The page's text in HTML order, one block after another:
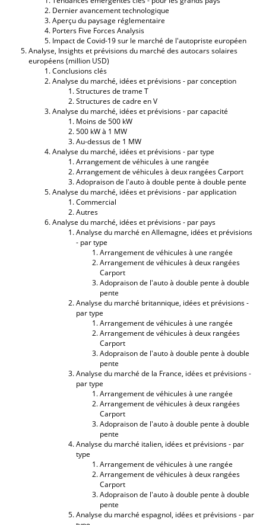
Dernier avancement technologique
Aperçu du paysage réglementaire
Porters Five Forces Analysis
Impact de Covid-19 sur le marché de l'autopriste européen
Analyse, Insights et prévisions du marché des autocars solaires
européens (million USD)
Conclusions clés
Analyse du marché, idées et prévisions - par conception
Structures de trame T
Structures de cadre en V
Analyse du marché, idées et prévisions - par capacité
Moins de 500 kW
500 kW à 1 MW
Au-dessus de 1 MW
Analyse du marché, idées et prévisions - par type
Arrangement de véhicules à une rangée
Arrangement de véhicules à deux rangées Carport
Adopraison de l'auto à double pente à double pente
Analyse du marché, idées et prévisions - par application
Commercial
Autres
Analyse du marché, idées et prévisions - par pays
Analyse du marché en Allemagne, idées et prévisions
- par type
Arrangement de véhicules à une rangée
Arrangement de véhicules à deux rangées
Carport
Adopraison de l'auto à double pente à double
pente
Analyse du marché britannique, idées et prévisions -
par type
Arrangement de véhicules à une rangée
Arrangement de véhicules à deux rangées
Carport
Adopraison de l'auto à double pente à double
pente
Analyse du marché de la France, idées et prévisions -
par type
Arrangement de véhicules à une rangée
Arrangement de véhicules à deux rangées
Carport
Adopraison de l'auto à double pente à double
pente
Analyse du marché italien, idées et prévisions - par
type
Arrangement de véhicules à une rangée
Arrangement de véhicules à deux rangées
Carport
Adopraison de l'auto à double pente à double
pente
Analyse du marché espagnol, idées et prévisions - par